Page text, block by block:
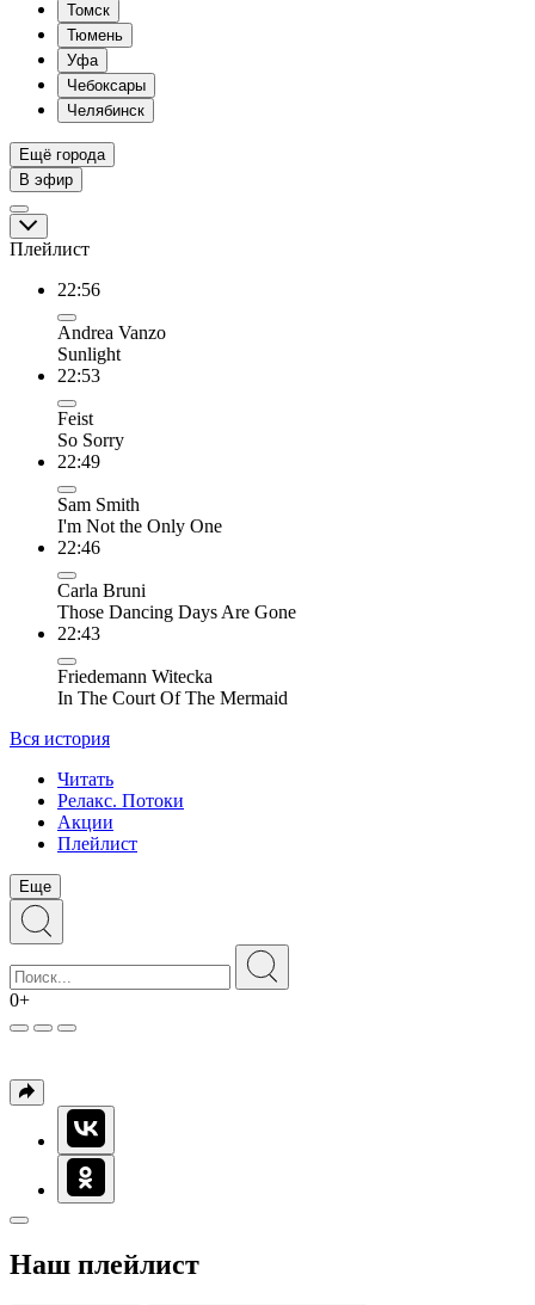
Томск
Тюмень
Уфа
Чебоксары
Челябинск
Ещё города
В эфир
Плейлист
22:56
Andrea Vanzo
Sunlight
22:53
Feist
So Sorry
22:49
Sam Smith
I'm Not the Only One
22:46
Carla Bruni
Those Dancing Days Are Gone
22:43
Friedemann Witecka
In The Court Of The Mermaid
Вся история
Читать
Релакс. Потоки
Акции
Плейлист
Еще
0+
Наш плейлист